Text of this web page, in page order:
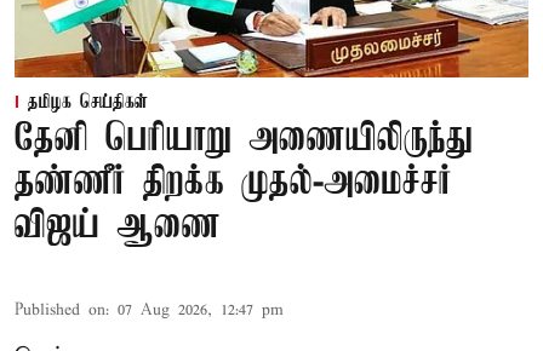
தமிழக செய்திகள்
தேனி பெரியாறு அணையிலிருந்து
தண்ணீர் திறக்க முதல்-அமைச்சர்
விஜய் ஆணை
Published on: 07 Aug 2026, 12:47 pm